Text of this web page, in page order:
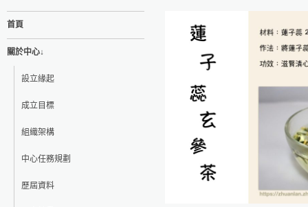
首頁
關於中心↓
設立緣起
成立目標
組織架構
中心任務規劃
歷屆資料